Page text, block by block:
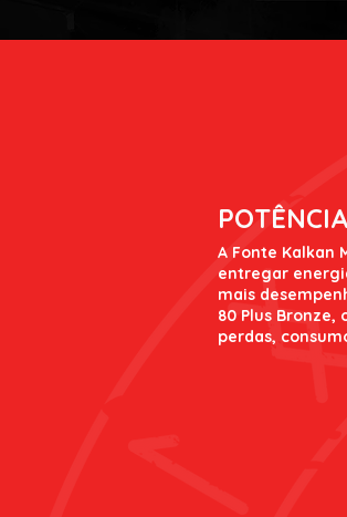
A Fonte Kalkan
entregar
mais
80 Plus
perdas,